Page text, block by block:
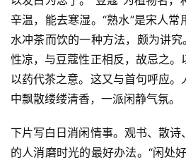
辛温，能去寒湿。“熟水”是宋人
水冲茶而饮的一种方法，颇为讲究
性凉，与豆蔻性正相反，故忌之。
以药代茶之意。这又与首句呼应
中飘散缕缕清香，一派闲静气氛。
下片写白日消闲情事。观书、散
的人消磨时光的最好办法。“闲处